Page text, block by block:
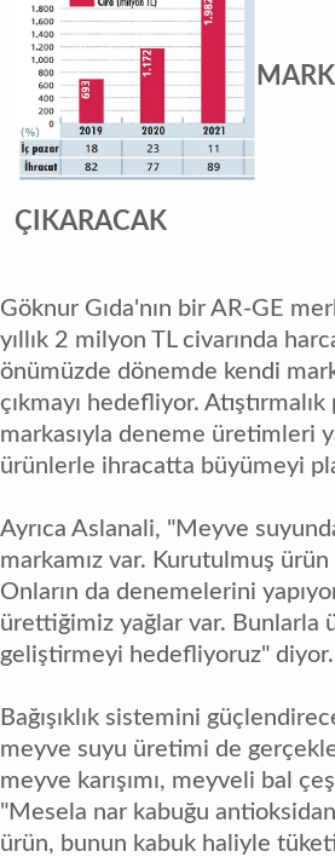
ÇIKARACAK
Göknur Gıda'nın bir AR-GE
yıllık 2 milyon TL civarında
önümüzde dönemde kendi
çıkmayı hedefliyor.
markasıyla deneme üretimleri
ürünlerle ihracatta büyümeyi
Ayrıca Aslanali, "Meyve
markamız var. Kurutulmuş
Onların da denemelerini
ürettiğimiz yağlar var. Bunlarla
geliştirmeyi hedefliyoruz" diyor.
Bağışıklık sistemini
meyve suyu üretimi de
meyve karışımı, meyveli bal
"Mesela nar kabuğu
ürün, bunun kabuk haliyle